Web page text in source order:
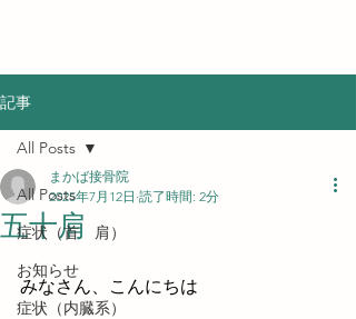
記事
All Posts
症状（首 肩）
お知らせ
症状（内臓系）
All Posts
五十肩
まかば接骨院
2025年7月12日 読了時間: 2分
みなさん、こんにちは